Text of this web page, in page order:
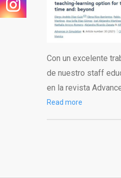
Con un excelente
de nuestro staff
en la revista
Read more